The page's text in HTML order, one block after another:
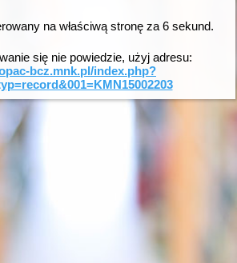
na właściwą stronę za 6sekund.
się nie powiedzie, użyj adresu:
bcz.mnk.pl/index.php?